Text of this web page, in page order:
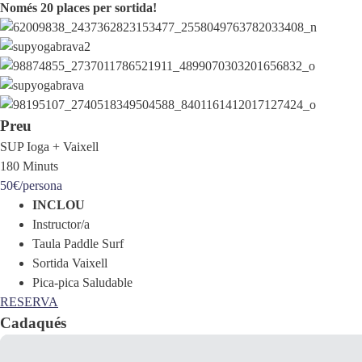
Només 20 places per sortida!
Preu
SUP Ioga + Vaixell
180 Minuts
50€/persona
INCLOU
Instructor/a
Taula Paddle Surf
Sortida Vaixell
Pica-pica Saludable
RESERVA
Cadaqués